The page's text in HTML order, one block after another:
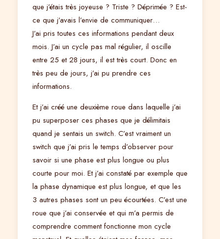
que j’étais très joyeuse ? Triste ? Déprimée ? Est-
ce que j’avais l’envie de communiquer…
J’ai pris toutes ces informations pendant deux
mois. J’ai un cycle pas mal régulier, il oscille
entre 25 et 28 jours, il est très court. Donc en
très peu de jours, j’ai pu prendre ces
informations.
Et j’ai créé une deuxième roue dans laquelle j’ai
pu superposer ces phases que je délimitais
quand je sentais un switch. C’est vraiment un
switch que j’ai pris le temps d’observer pour
savoir si une phase est plus longue ou plus
courte pour moi. Et j’ai constaté par exemple que
la phase dynamique est plus longue, et que les
3 autres phases sont un peu écourtées. C’est une
roue que j’ai conservée et qui m’a permis de
comprendre comment fonctionne mon cycle